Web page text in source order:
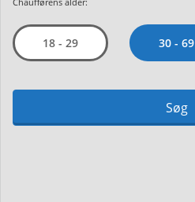
18 - 29 30 - 69
Søg